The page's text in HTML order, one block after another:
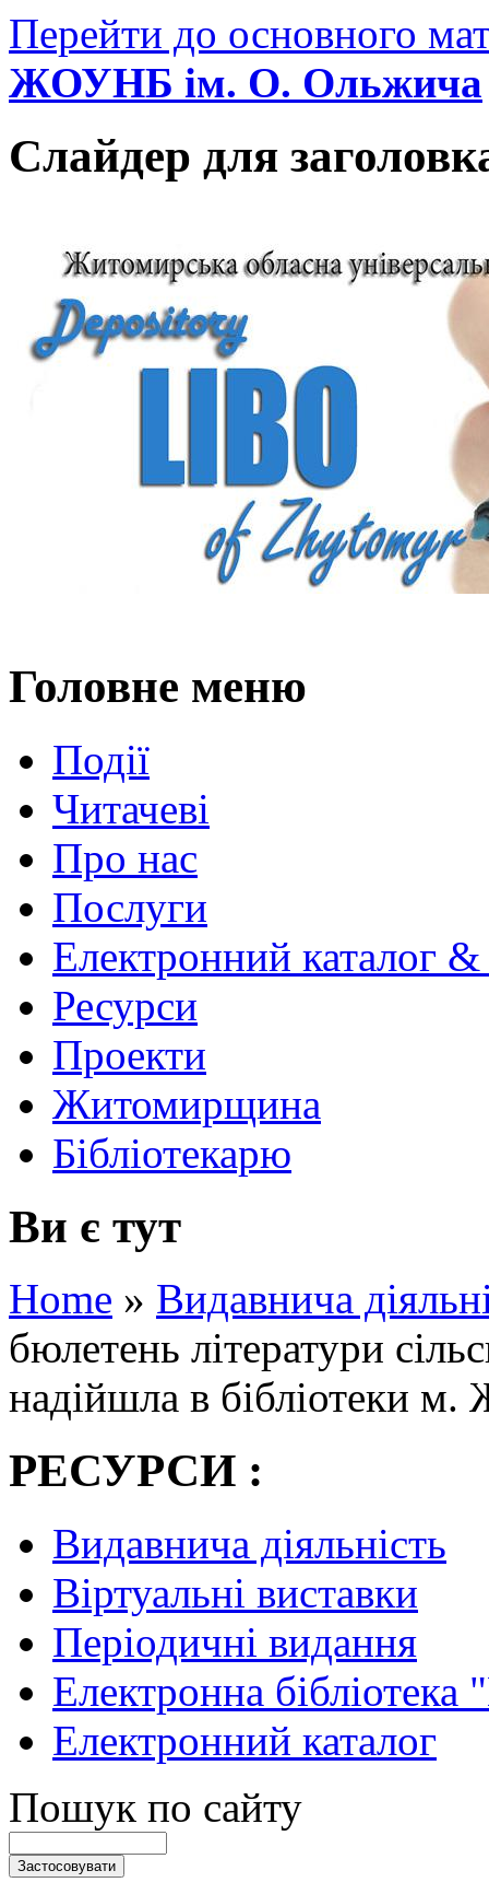
Перейти до основного
ЖОУНБ ім. О. Ольжича
Слайдер для
Головне меню
Події
Читачеві
Про нас
Послуги
Електронний каталог
Ресурси
Проекти
Житомирщина
Бібліотекарю
Ви є тут
Home » Видавнича
бюлетень літератури
надійшла в бібліотеки
РЕСУРСИ :
Видавнича діяльність
Віртуальні виставки
Періодичні видання
Електронна
Електронний каталог
Пошук по сайту